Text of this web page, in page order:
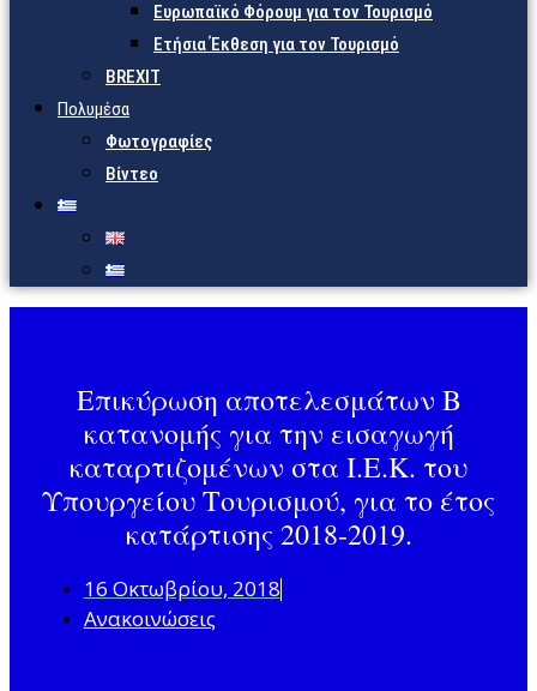
Ευρωπαϊκό Φόρουμ για τον Τουρισμό
Ετήσια Έκθεση για τον Τουρισμό
BREXIT
Πολυμέσα
Φωτογραφίες
Βίντεο
Επικύρωση αποτελεσμάτων Β
κατανομής για την εισαγωγή
καταρτιζομένων στα Ι.Ε.Κ. του
Υπουργείου Τουρισμού, για το έτος
κατάρτισης 2018-2019.
16 Οκτωβρίου, 2018
Ανακοινώσεις